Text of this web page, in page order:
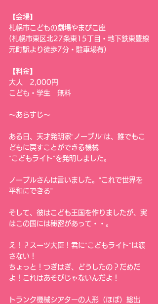
【会場】
札幌市こどもの劇場やまびこ座
(札幌市東区北27条東15丁目・地下鉄東豊線
元町駅より徒歩7分・駐車場有)
【料金】
大人　2,000円
こども・学生　無料
～あらすじ～
ある日、天才発明家“ノーブル”は、誰でもこ
どもに戻すことができる機械
“こどもライト”を発明しました。
ノーブルさんは言いました。“これで世界を
平和にできる”
そして、彼はこども王国を作りましたが、実
はこの国には秘密があって・・。
え！？スーツ大臣！君に“こどもライト”は渡
さない！
ちょっと！つぎはぎ、どうしたの？だめだ
よ！これはあそびじゃないんだよ！
トランク機械シアターの人形（ほぼ）総出